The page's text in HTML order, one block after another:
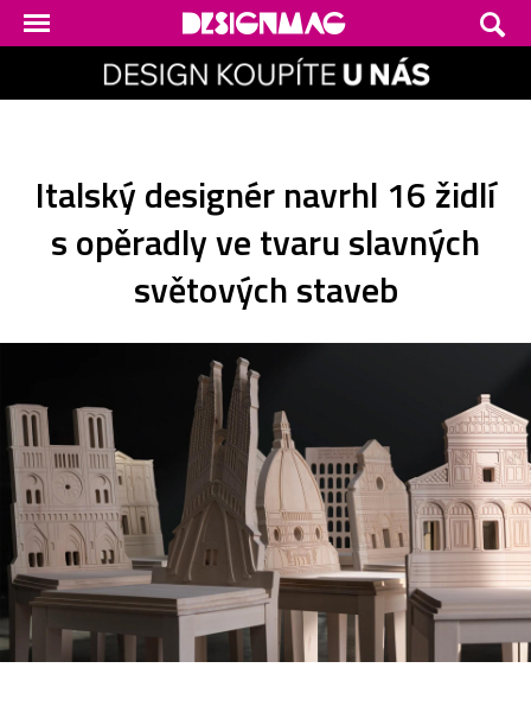
Italský designér navrhl 16 židlí
s opěradly ve tvaru slavných
světových staveb